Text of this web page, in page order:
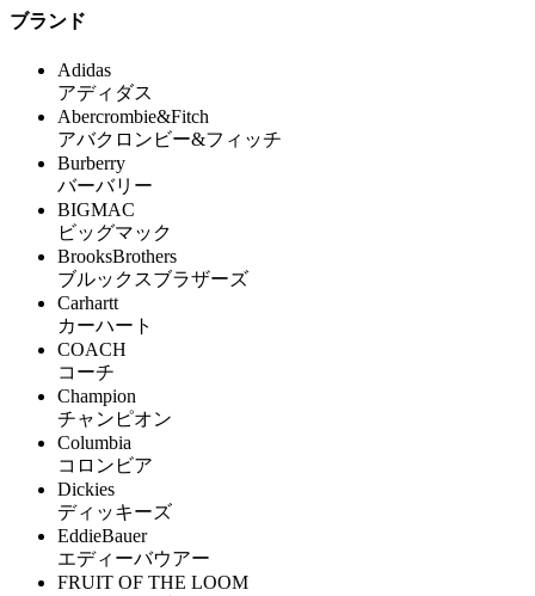
ブランド
Adidas
アディダス
Abercrombie&Fitch
アバクロンビー&フィッチ
Burberry
バーバリー
BIGMAC
ビッグマック
BrooksBrothers
ブルックスブラザーズ
Carhartt
カーハート
COACH
コーチ
Champion
チャンピオン
Columbia
コロンビア
Dickies
ディッキーズ
EddieBauer
エディーバウアー
FRUIT OF THE LOOM